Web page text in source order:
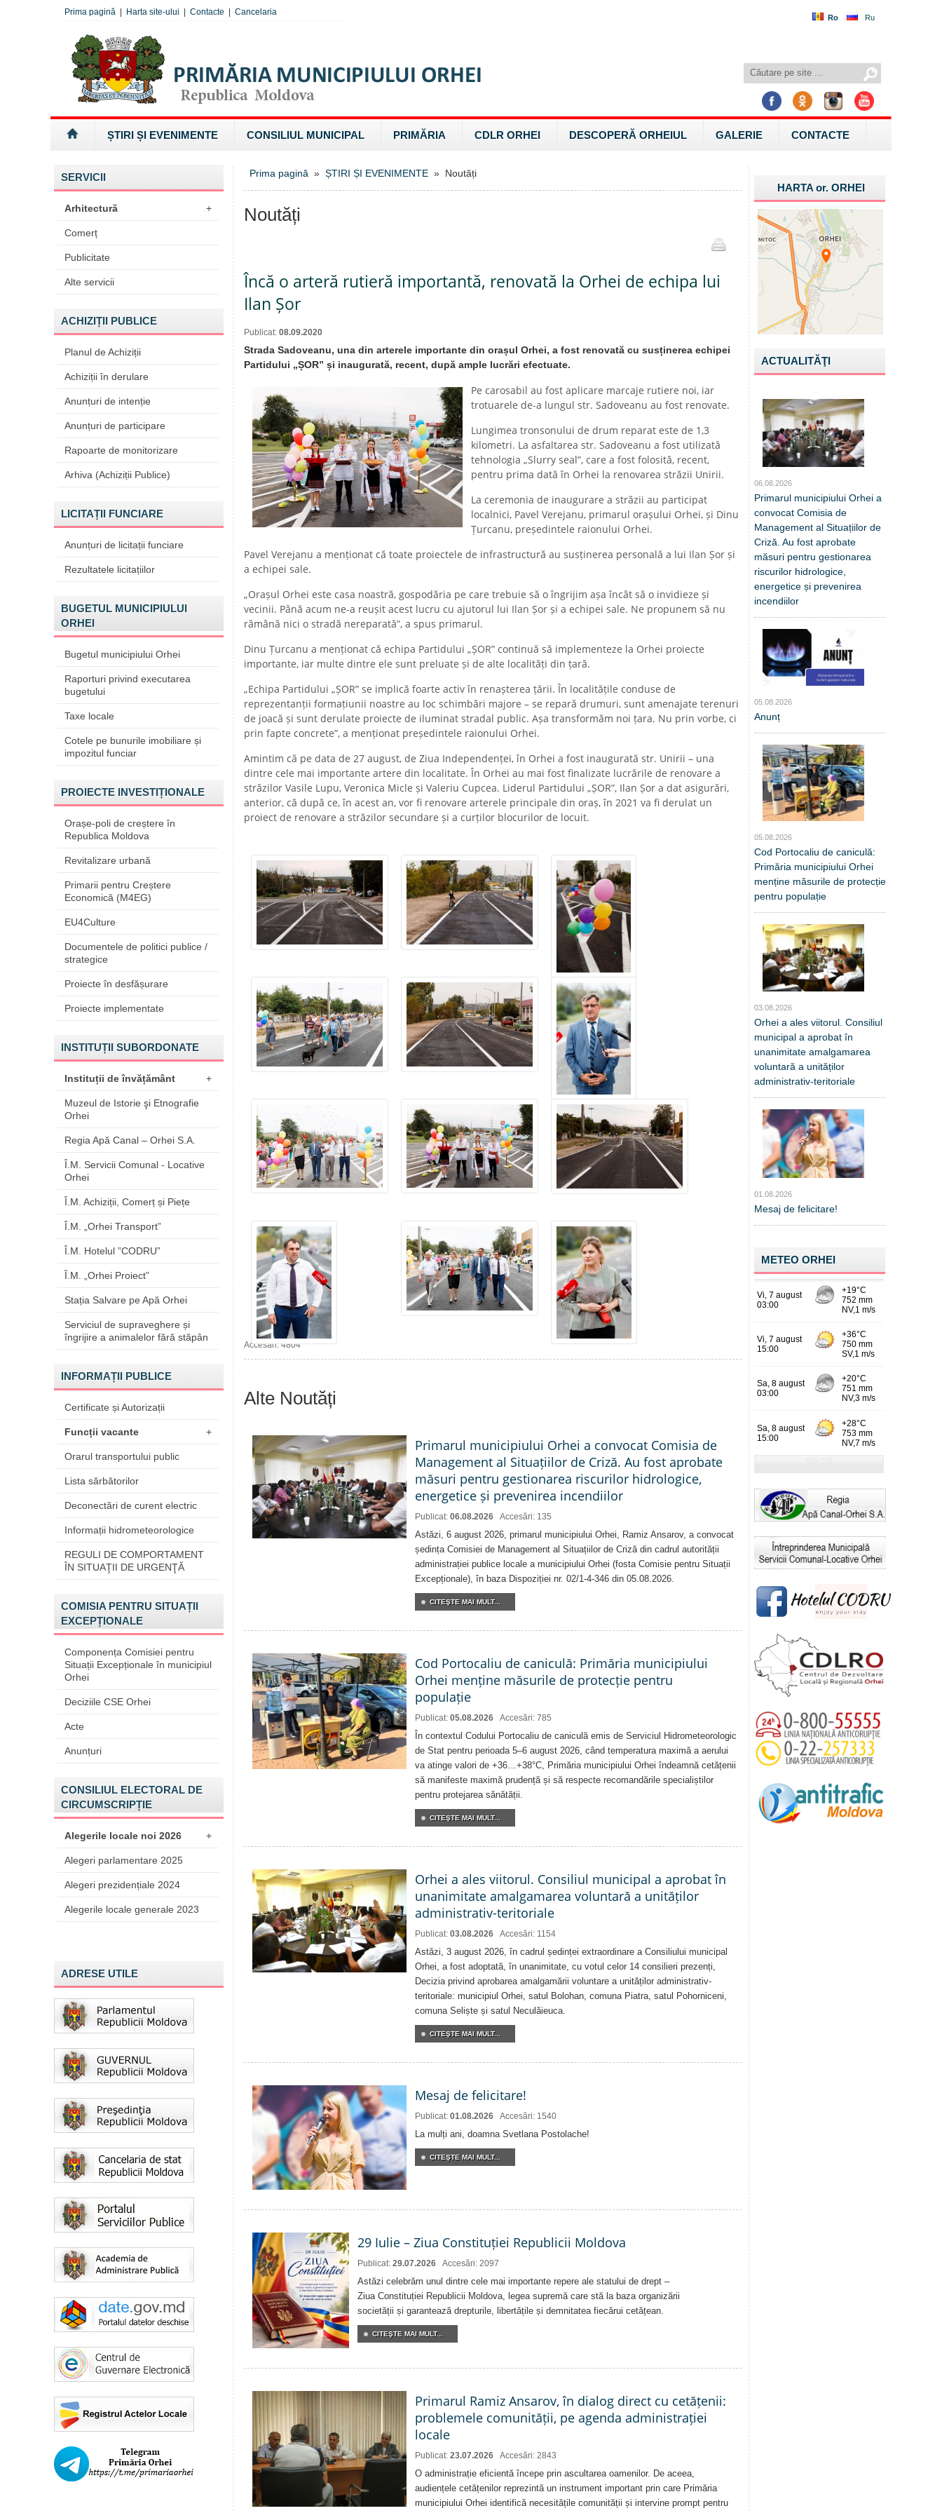
Ro Ru
Prima pagină Harta site-ului Contacte Cancelaria
ȘTIRI ȘI EVENIMENTE CONSILIUL MUNICIPAL PRIMĂRIA CDLR ORHEI DESCOPERĂ ORHEIUL GALERIE CONTACTE
SERVICII
Arhitectură +
Comerț
Publicitate
Alte servicii
ACHIZIȚII PUBLICE
Planul de Achiziții
Achiziții în derulare
Anunțuri de intenție
Anunțuri de participare
Rapoarte de monitorizare
Arhiva (Achiziții Publice)
LICITAȚII FUNCIARE
Anunțuri de licitații funciare
Rezultatele licitațiilor
BUGETUL MUNICIPIULUI
ORHEI
Bugetul municipiului Orhei
Raporturi privind executarea
bugetului
Taxe locale
Cotele pe bunurile imobiliare și
impozitul funciar
PROIECTE INVESTIȚIONALE
Orașe-poli de creștere în
Republica Moldova
Revitalizare urbană
Primarii pentru Creștere
Economică (M4EG)
EU4Culture
Documentele de politici publice /
strategice
Proiecte în desfășurare
Proiecte implementate
INSTITUȚII SUBORDONATE
Instituții de învățământ +
Muzeul de Istorie şi Etnografie
Orhei
Regia Apă Canal – Orhei S.A.
Î.M. Servicii Comunal - Locative
Orhei
Î.M. Achiziții, Comerț și Piețe
Î.M. „Orhei Transport”
Î.M. Hotelul ”CODRU”
Î.M. „Orhei Proiect”
Stația Salvare pe Apă Orhei
Serviciul de supraveghere și
îngrijire a animalelor fără stăpân
INFORMAȚII PUBLICE
Certificate și Autorizații
Funcții vacante +
Orarul transportului public
Lista sărbătorilor
Deconectări de curent electric
Informații hidrometeorologice
REGULI DE COMPORTAMENT
ÎN SITUAŢII DE URGENŢĂ
COMISIA PENTRU SITUAȚII
EXCEPȚIONALE
Componența Comisiei pentru
Situații Excepționale în municipiul
Orhei
Deciziile CSE Orhei
Acte
Anunțuri
CONSILIUL ELECTORAL DE
CIRCUMSCRIPȚIE
Alegerile locale noi 2026 +
Alegeri parlamentare 2025
Alegeri prezidențiale 2024
Alegerile locale generale 2023
ADRESE UTILE
Prima pagină » ȘTIRI ȘI EVENIMENTE » Noutăți
Noutăți
Încă o arteră rutieră importantă, renovată la Orhei de echipa lui
Ilan Șor
Publicat: 08.09.2020
Strada Sadoveanu, una din arterele importante din orașul Orhei, a fost renovată cu susținerea echipei
Partidului „ȘOR” și inaugurată, recent, după ample lucrări efectuate.
Pe carosabil au fost aplicare marcaje rutiere noi, iar
trotuarele de-a lungul str. Sadoveanu au fost renovate.
Lungimea tronsonului de drum reparat este de 1,3
kilometri. La asfaltarea str. Sadoveanu a fost utilizată
tehnologia „Slurry seal”, care a fost folosită, recent,
pentru prima dată în Orhei la renovarea străzii Unirii.
La ceremonia de inaugurare a străzii au participat
localnici, Pavel Verejanu, primarul orașului Orhei, și Dinu
Țurcanu, președintele raionului Orhei.
Pavel Verejanu a menționat că toate proiectele de infrastructură au susținerea personală a lui Ilan Șor și
a echipei sale.
„Orașul Orhei este casa noastră, gospodăria pe care trebuie să o îngrijim așa încât să o invidieze și
vecinii. Până acum ne-a reușit acest lucru cu ajutorul lui Ilan Șor și a echipei sale. Ne propunem să nu
rămână nici o stradă nereparată”, a spus primarul.
Dinu Țurcanu a menționat că echipa Partidului „ȘOR” continuă să implementeze la Orhei proiecte
importante, iar multe dintre ele sunt preluate și de alte localități din țară.
„Echipa Partidului „ȘOR” se implică foarte activ în renașterea țării. În localitățile conduse de
reprezentanții formațiunii noastre au loc schimbări majore – se repară drumuri, sunt amenajate terenuri
de joacă și sunt derulate proiecte de iluminat stradal public. Așa transformăm noi țara. Nu prin vorbe, ci
prin fapte concrete”, a menționat președintele raionului Orhei.
Amintim că pe data de 27 august, de Ziua Independenței, în Orhei a fost inaugurată str. Unirii – una
dintre cele mai importante artere din localitate. În Orhei au mai fost finalizate lucrările de renovare a
străzilor Vasile Lupu, Veronica Micle și Valeriu Cupcea. Liderul Partidului „ȘOR”, Ilan Șor a dat asigurări,
anterior, că după ce, în acest an, vor fi renovare arterele principale din oraș, în 2021 va fi derulat un
proiect de renovare a străzilor secundare și a curților blocurilor de locuit.
Accesări: 4804
Alte Noutăți
Primarul municipiului Orhei a convocat Comisia de
Management al Situațiilor de Criză. Au fost aprobate
măsuri pentru gestionarea riscurilor hidrologice,
energetice și prevenirea incendiilor
Publicat: 06.08.2026 Accesări: 135
Astăzi, 6 august 2026, primarul municipiului Orhei, Ramiz Ansarov, a convocat
ședința Comisiei de Management al Situațiilor de Criză din cadrul autorității
administrației publice locale a municipiului Orhei (fosta Comisie pentru Situații
Excepționale), în baza Dispoziției nr. 02/1-4-346 din 05.08.2026.
CITEŞTE MAI MULT...
Cod Portocaliu de caniculă: Primăria municipiului
Orhei menține măsurile de protecție pentru
populație
Publicat: 05.08.2026 Accesări: 785
În contextul Codului Portocaliu de caniculă emis de Serviciul Hidrometeorologic
de Stat pentru perioada 5–6 august 2026, când temperatura maximă a aerului
va atinge valori de +36…+38°C, Primăria municipiului Orhei îndeamnă cetățenii
să manifeste maximă prudență și să respecte recomandările specialiștilor
pentru protejarea sănătății.
CITEŞTE MAI MULT...
Orhei a ales viitorul. Consiliul municipal a aprobat în
unanimitate amalgamarea voluntară a unităților
administrativ-teritoriale
Publicat: 03.08.2026 Accesări: 1154
Astăzi, 3 august 2026, în cadrul ședinței extraordinare a Consiliului municipal
Orhei, a fost adoptată, în unanimitate, cu votul celor 14 consilieri prezenți,
Decizia privind aprobarea amalgamării voluntare a unităților administrativ-
teritoriale: municipiul Orhei, satul Bolohan, comuna Piatra, satul Pohorniceni,
comuna Seliște și satul Neculăieuca.
CITEŞTE MAI MULT...
Mesaj de felicitare!
Publicat: 01.08.2026 Accesări: 1540
La mulți ani, doamna Svetlana Postolache!
CITEŞTE MAI MULT...
29 Iulie – Ziua Constituției Republicii Moldova
Publicat: 29.07.2026 Accesări: 2097
Astăzi celebrăm unul dintre cele mai importante repere ale statului de drept –
Ziua Constituției Republicii Moldova, legea supremă care stă la baza organizării
societății și garantează drepturile, libertățile și demnitatea fiecărui cetățean.
CITEŞTE MAI MULT...
Primarul Ramiz Ansarov, în dialog direct cu cetățenii:
problemele comunității, pe agenda administrației
locale
Publicat: 23.07.2026 Accesări: 2843
O administrație eficientă începe prin ascultarea oamenilor. De aceea,
audiențele cetățenilor reprezintă un instrument important prin care Primăria
municipiului Orhei identifică necesitățile comunității și intervine prompt pentru
HARTA or.ORHEI
ACTUALITĂŢI
06.08.2026
Primarul municipiului Orhei a
convocat Comisia de
Management al Situațiilor de
Criză. Au fost aprobate
măsuri pentru gestionarea
riscurilor hidrologice,
energetice și prevenirea
incendiilor
05.08.2026
Anunț
05.08.2026
Cod Portocaliu de caniculă:
Primăria municipiului Orhei
menține măsurile de protecție
pentru populație
03.08.2026
Orhei a ales viitorul. Consiliul
municipal a aprobat în
unanimitate amalgamarea
voluntară a unităților
administrativ-teritoriale
01.08.2026
Mesaj de felicitare!
METEO ORHEI